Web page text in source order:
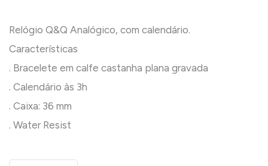
Relógio Q&Q Analógico, com calendário.
Características
. Bracelete em calfe castanha plana gravada
. Calendário às 3h
. Caixa: 36 mm